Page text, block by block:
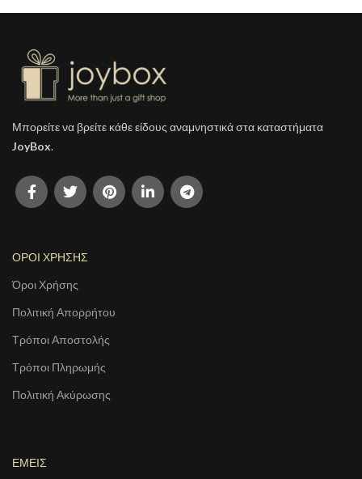
Μπορείτε να βρείτε κάθε είδους αναμνηστικά στα καταστήματα
JoyBox.
ΟΡΟΙ ΧΡΗΣΗΣ
Όροι Χρήσης
Πολιτική Απορρήτου
Τρόποι Αποστολής
Τρόποι Πληρωμής
Πολιτική Ακύρωσης
ΕΜΕΙΣ